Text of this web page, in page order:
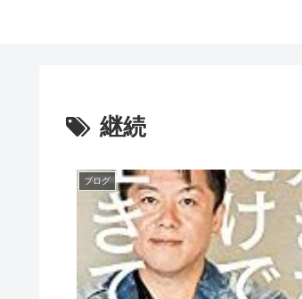
継続
ブログ